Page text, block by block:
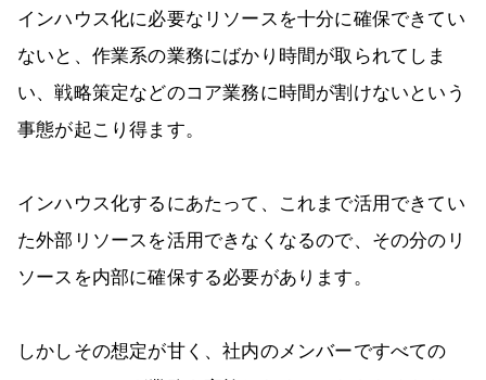
インハウス化に必要なリソースを十分に確保できてい
ないと、作業系の業務にばかり時間が取られてしま
い、戦略策定などのコア業務に時間が割けないという
事態が起こり得ます。
インハウス化するにあたって、これまで活用できてい
た外部リソースを活用できなくなるので、その分のリ
ソースを内部に確保する必要があります。
しかしその想定が甘く、社内のメンバーですべての